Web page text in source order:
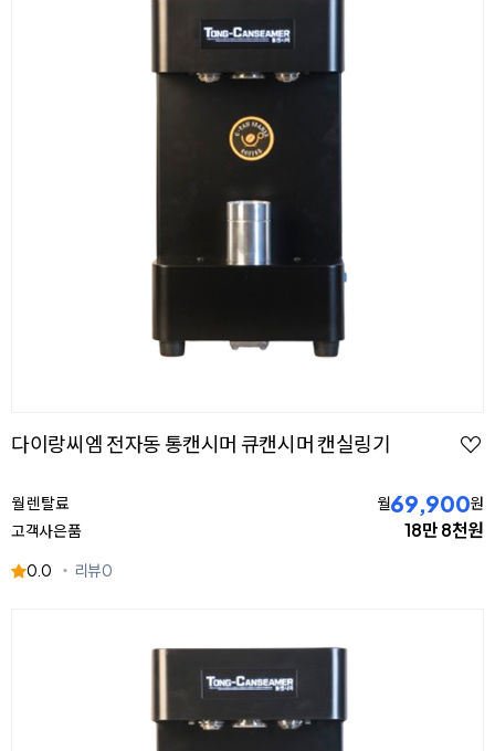
다이랑씨엠 전자동 통캔시머 큐캔시머 캔실링기
월 렌탈료 월69,900원
고객사은품
18만 8천원
0.0 리뷰0